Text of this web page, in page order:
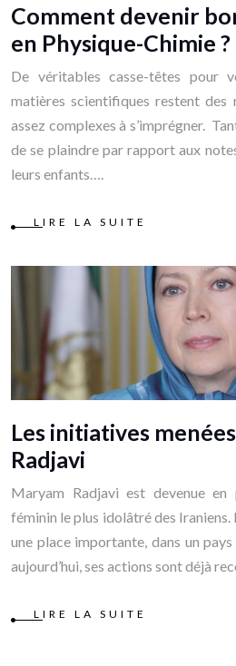
Comment devenir
en Physique-Chimie ?
De véritables casse-têtes pour
matières scientifiques restent
assez complexes à s’imprégner.
de se plaindre par rapport aux
leurs enfants….
LIRE LA SUITE
Les initiatives
Radjavi
Maryam Radjavi est devenue
féminin le plus idolâtré des Iraniens.
une place importante, dans un
aujourd’hui, ses actions sont déjà
LIRE LA SUITE